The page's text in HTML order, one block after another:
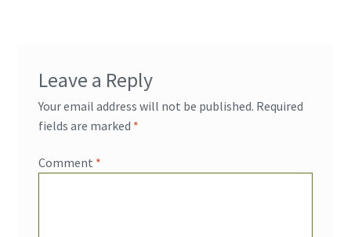
Leave a Reply
Your email address will not be published. Required
fields are marked *
Comment *